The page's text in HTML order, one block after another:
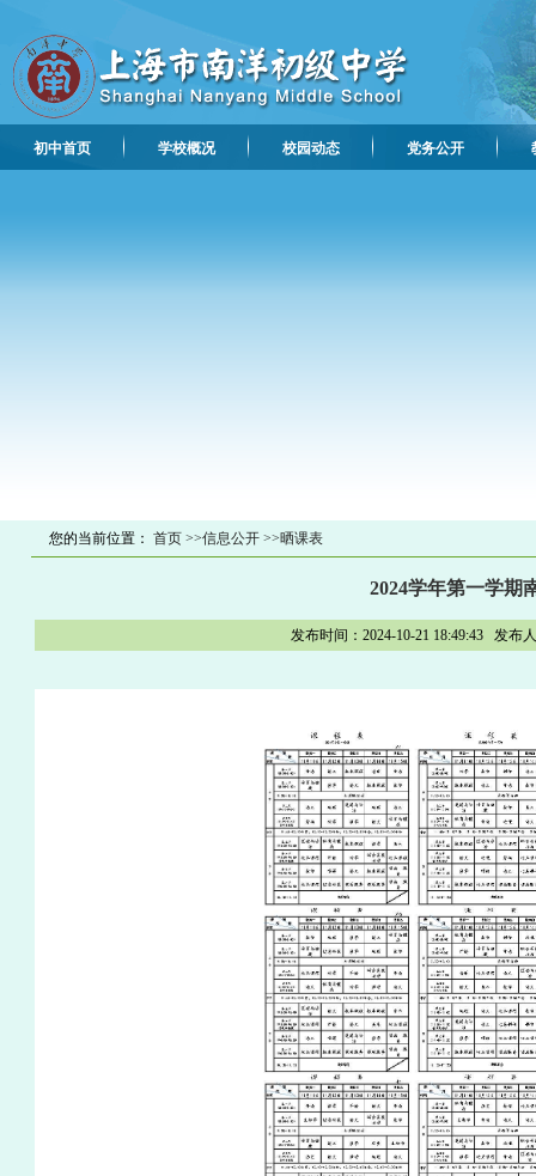
初中首页 学校概况 校园动态 党务公开
您的当前位置：首页 >>信息公开 >>晒课表
2024学年第一学期
发布时间：2024-10-21 18:49:43 发